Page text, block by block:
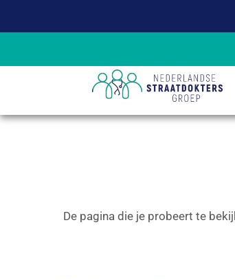
De pagina die je probeert te